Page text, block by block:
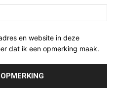
en website in deze
dat ik een opmerking maak.